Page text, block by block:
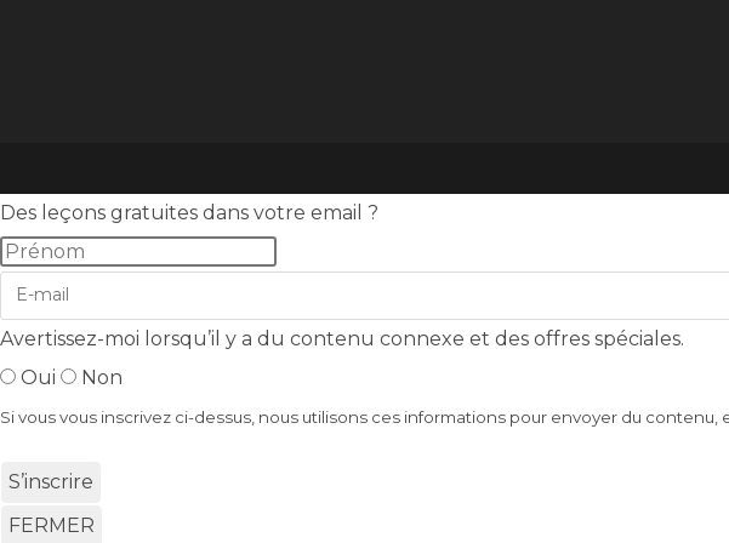
Des leçons gratuites dans votre email ?
Avertissez-moi lorsqu’il y a du contenu connexe et des offres spéciales.
Oui
Non
Si vous vous inscrivez ci-dessus, nous utilisons ces informations pour envoyer du
S’inscrire
FERMER